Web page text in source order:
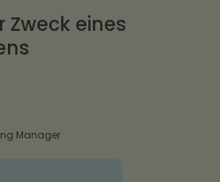
Zweck eines
Manager